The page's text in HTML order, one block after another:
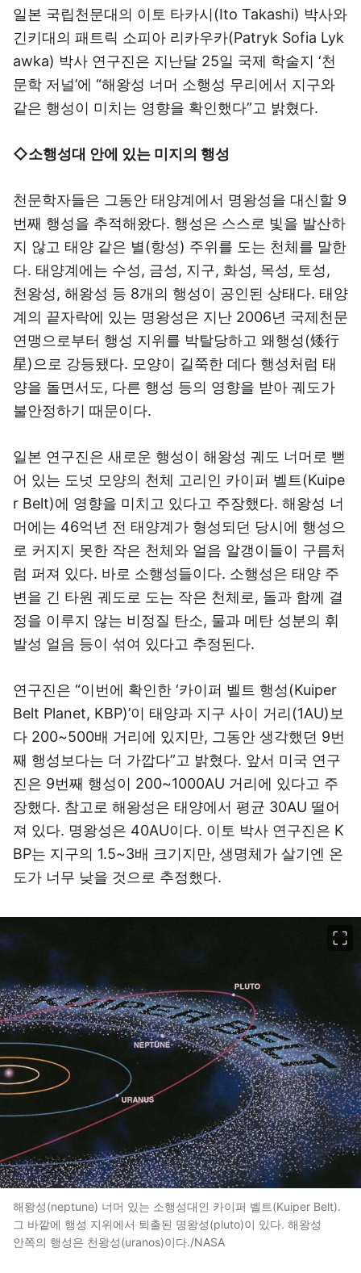
일본 국립천문대의 이토 타카시(Ito Takashi) 박사와
긴키대의 패트릭 소피아 리카우카(Patryk Sofia Lyk
awka) 박사 연구진은 지난달 25일 국제 학술지 ‘천
문학 저널’에 “해왕성 너머 소행성 무리에서 지구와
같은 행성이 미치는 영향을 확인했다”고 밝혔다.
◇소행성대 안에 있는 미지의 행성
천문학자들은 그동안 태양계에서 명왕성을 대신할 9
번째 행성을 추적해왔다. 행성은 스스로 빛을 발산하
지 않고 태양 같은 별(항성) 주위를 도는 천체를 말한
다. 태양계에는 수성, 금성, 지구, 화성, 목성, 토성,
천왕성, 해왕성 등 8개의 행성이 공인된 상태다. 태양
계의 끝자락에 있는 명왕성은 지난 2006년 국제천문
연맹으로부터 행성 지위를 박탈당하고 왜행성(矮行
星)으로 강등됐다. 모양이 길쭉한 데다 행성처럼 태
양을 돌면서도, 다른 행성 등의 영향을 받아 궤도가
불안정하기 때문이다.
일본 연구진은 새로운 행성이 해왕성 궤도 너머로 뻗
어 있는 도넛 모양의 천체 고리인 카이퍼 벨트(Kuipe
r Belt)에 영향을 미치고 있다고 주장했다. 해왕성 너
머에는 46억년 전 태양계가 형성되던 당시에 행성으
로 커지지 못한 작은 천체와 얼음 알갱이들이 구름처
럼 퍼져 있다. 바로 소행성들이다. 소행성은 태양 주
변을 긴 타원 궤도로 도는 작은 천체로, 돌과 함께 결
정을 이루지 않는 비정질 탄소, 물과 메탄 성분의 휘
발성 얼음 등이 섞여 있다고 추정된다.
연구진은 “이번에 확인한 ‘카이퍼 벨트 행성(Kuiper
Belt Planet, KBP)’이 태양과 지구 사이 거리(1AU)보
다 200~500배 거리에 있지만, 그동안 생각했던 9번
째 행성보다는 더 가깝다”고 밝혔다. 앞서 미국 연구
진은 9번째 행성이 200~1000AU 거리에 있다고 주
장했다. 참고로 해왕성은 태양에서 평균 30AU 떨어
져 있다. 명왕성은 40AU이다. 이토 박사 연구진은 K
BP는 지구의 1.5~3배 크기지만, 생명체가 살기엔 온
도가 너무 낮을 것으로 추정했다.
해왕성(neptune) 너머 있는 소행성대인 카이퍼 벨트(Kuiper Belt).
그 바깥에 행성 지위에서 퇴출된 명왕성(pluto)이 있다. 해왕성
안쪽의 행성은 천왕성(uranos)이다./NASA